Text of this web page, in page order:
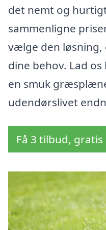
det nemt og
sammenligne
vælge den løsning,
dine behov. Lad
en smuk
udendørslivet
Få 3 tilbud,